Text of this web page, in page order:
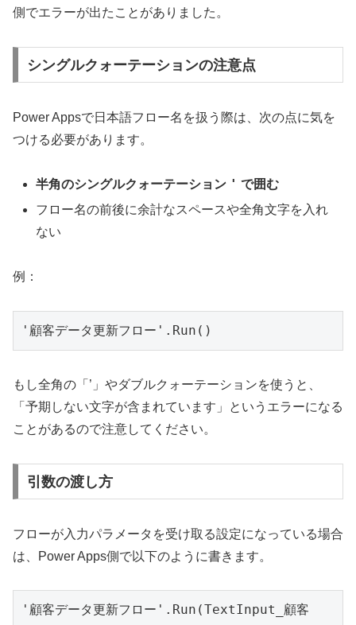
側でエラーが出たことがありました。
シングルクォーテーションの注意点
Power Appsで日本語フロー名を扱う際は、次の点に気を
つける必要があります。
半角のシングルクォーテーション ' で囲む
フロー名の前後に余計なスペースや全角文字を入れ
ない
例：
'顧客データ更新フロー'.Run()
もし全角の「’」やダブルクォーテーションを使うと、
「予期しない文字が含まれています」というエラーになる
ことがあるので注意してください。
引数の渡し方
フローが入力パラメータを受け取る設定になっている場合
は、Power Apps側で以下のように書きます。
'顧客データ更新フロー'.Run(TextInput_顧客